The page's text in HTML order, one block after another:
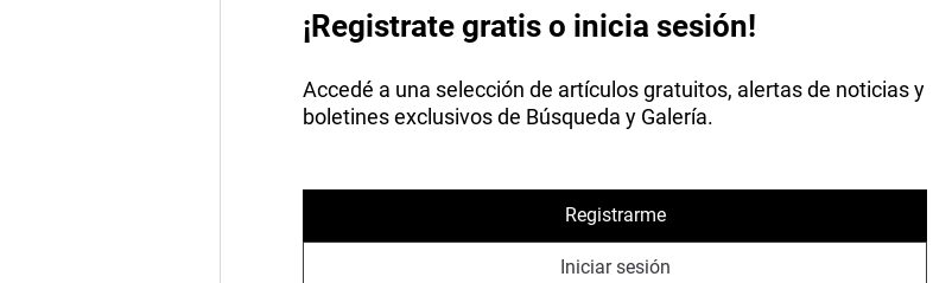
¡Registrate gratis o inicia sesión!
Accedé a una selección de artículos gratuitos, alertas de noticias y
boletines exclusivos de Búsqueda y Galería.
Registrarme
Iniciar sesión